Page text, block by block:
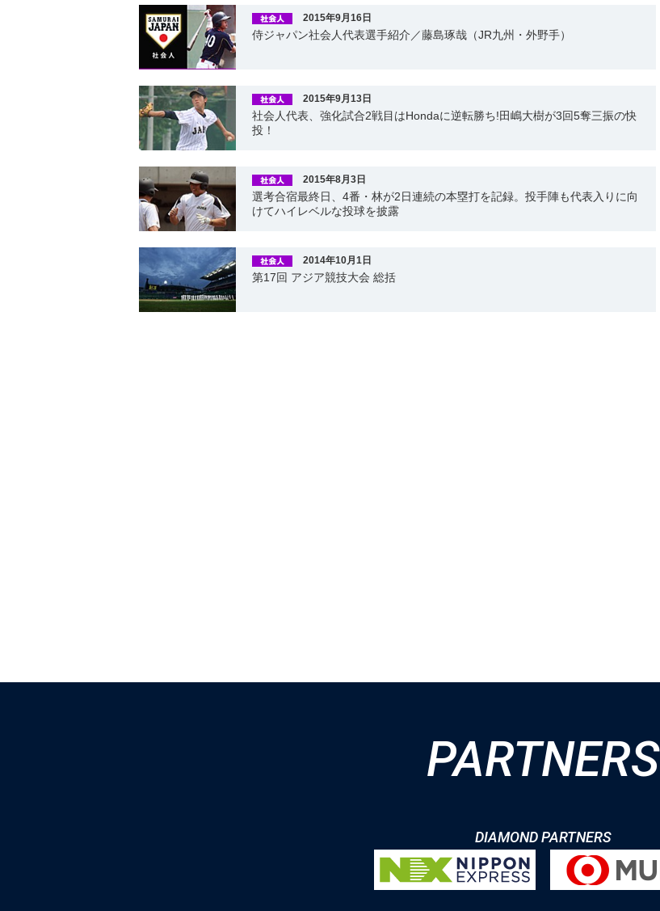
2015年9月16日
侍ジャパン社会人代表選手紹介／藤島琢哉（JR九州・外野手）
2015年9月13日
社会人代表、強化試合2戦目はHondaに逆転勝ち!田嶋大樹が3回5奪三振の快
投！
2015年8月3日
選考合宿最終日、4番・林が2日連続の本塁打を記録。投手陣も代表入りに向
けてハイレベルな投球を披露
2014年10月1日
第17回 アジア競技大会 総括
PARTNERS
DIAMOND PARTNERS